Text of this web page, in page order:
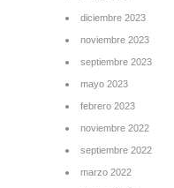
diciembre 2023
noviembre 2023
septiembre 2023
mayo 2023
febrero 2023
noviembre 2022
septiembre 2022
marzo 2022